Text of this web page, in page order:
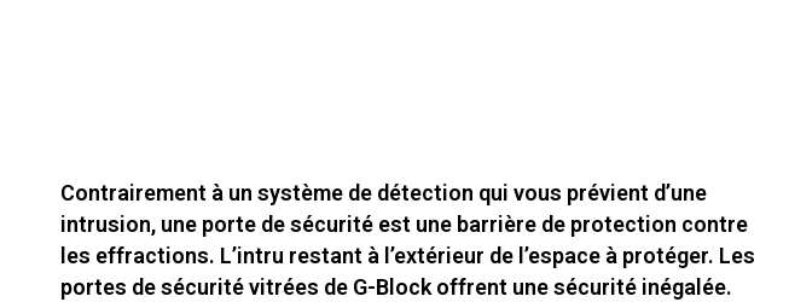
Contrairement à un système de détection qui vous prévient d’une
intrusion, une porte de sécurité est une barrière de protection contre
les effractions. L’intru restant à l’extérieur de l’espace à protéger. Les
portes de sécurité vitrées de G-Block offrent une sécurité inégalée.